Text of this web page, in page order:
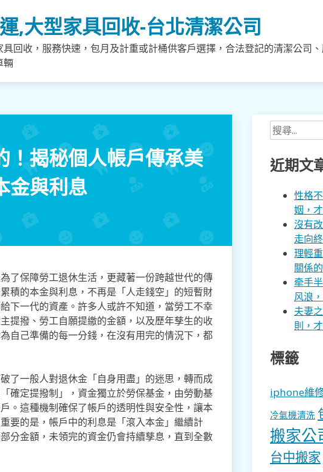
,大型家具回收-台北清潔公司
回收，服務快速，包月及計重或計桶供客戶選擇，合法登記的清潔公司
輛
！揭秘個人帳戶傳承美
金與利息
了保障勞工退休生活，更藏著一份跨越世代的傳
積的本金與利息，不再是「人走錢空」的短暫財
下一代的資產。許多人或許不知道，當勞工不幸
提撥、勞工自願提繳的金額，以及歷年孳生的收
自己準備的每一分錢，在沒有用完的情況下，都
一般人對退休金「自身用盡」的迷思，轉而成
確定提撥制」，資金獨立於勞保基金，由勞動基
。這種機制確保了帳戶的透明性與安全性，讓本
要的是，帳戶中的利息是「滾入本金」繼續計
分金額，未領完的資金仍會持續孳息，直到全數
搜
尋
關
鍵
近期文
性格
姻，
沒有
走向
理輕
關係
牵手
风浪
夫妻
則，
標籤
iphone維
冷氣機清洗
搬家公
台中搬家